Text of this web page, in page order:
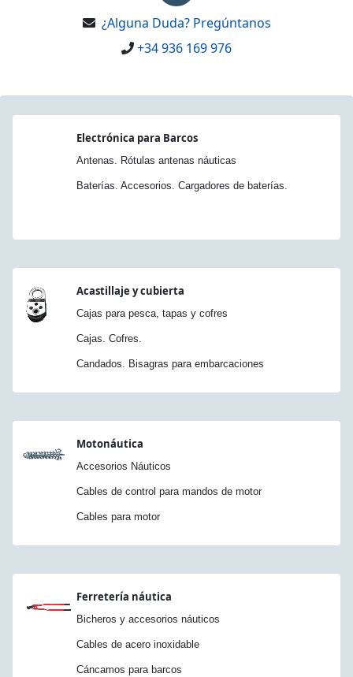
¿Alguna Duda? Pregúntanos
+34 936 169 976
Electrónica para Barcos
Antenas. Rótulas antenas náuticas
Baterías. Accesorios. Cargadores de baterías.
Acastillaje y cubierta
Cajas para pesca, tapas y cofres
Cajas. Cofres.
Candados. Bisagras para embarcaciones
Motonáutica
Accesorios Náuticos
Cables de control para mandos de motor
Cables para motor
Ferretería náutica
Bicheros y accesorios náuticos
Cables de acero inoxidable
Cáncamos para barcos